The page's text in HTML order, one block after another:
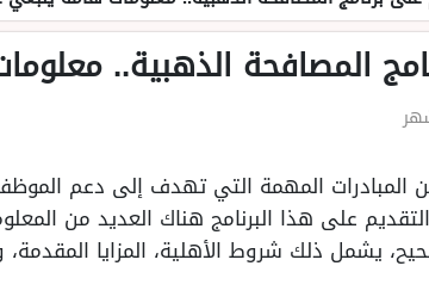
المصافحة الذهبية..
المبادرات المهمة التي تهدف إلى دعم
على هذا البرنامج هناك العديد من
يشمل ذلك شروط الأهلية، المزايا